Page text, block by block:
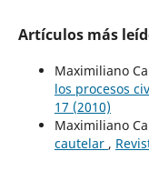
Artículos más
Maximiliano
los procesos
17 (2010)
Maximiliano
cautelar ,